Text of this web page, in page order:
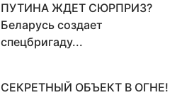
ПУТИНА ЖДЕТ СЮРПРИЗ?
Беларусь создает
спецбригаду...
СЕКРЕТНЫЙ ОБЪЕКТ В ОГНЕ!